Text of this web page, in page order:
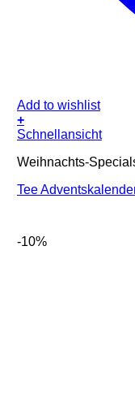
Add to wishlist
+
Schnellansicht
Weihnachts-
Tee
-10%